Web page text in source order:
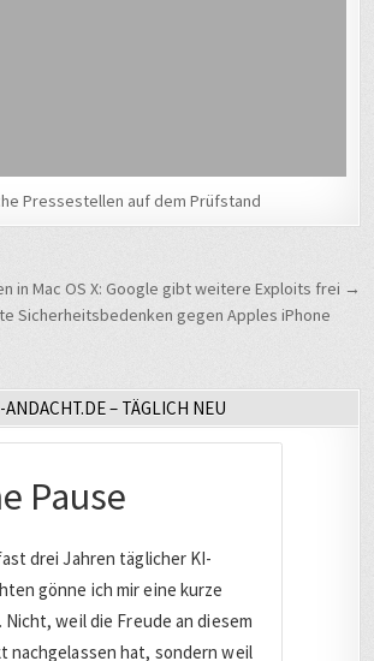
Pressestellen auf dem Prüfstand
in Mac OS X: Google gibt weitere Exploits frei →
Sicherheitsbedenken gegen Apples iPhone
ANDACHT.DE – TÄGLICH NEU